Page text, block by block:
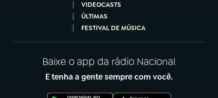
VIDEOCASTS
ÚLTIMAS
FESTIVAL DE MÚSICA
Baixe o app da rádio Nacional
E tenha a gente sempre com você.